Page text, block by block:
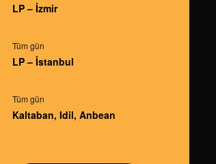
LP – İzmir
Tüm gün
LP – İstanbul
Tüm gün
Kaltaban, Idil, Anbean